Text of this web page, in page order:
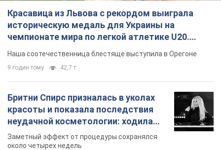
Красавица из Львова с рекордом выиграла
историческую медаль для Украины на
чемпионате мира по легкой атлетике U20.
Видео
Наша соотечественница блестяще выступила в Орегоне
9 годин тому 42,7 т.
Бритни Спирс призналась в уколах
красоты и показала последствия
неудачной косметологии: ходила
так почти месяц
Заметный эффект от процедуры сохранялся
около четырех недель